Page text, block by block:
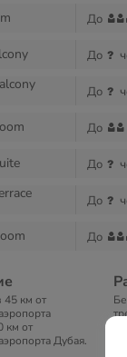
До
До
До
До
До
До
До
45 км от
км от
Дубая.